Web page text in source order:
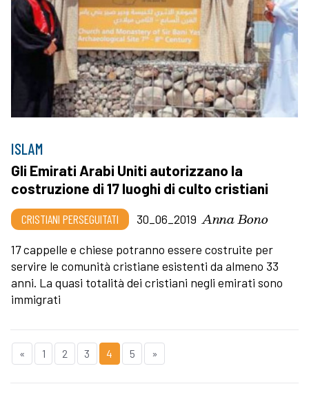
ISLAM
Gli Emirati Arabi Uniti autorizzano la
costruzione di 17 luoghi di culto cristiani
CRISTIANI PERSEGUITATI 30_06_2019 Anna Bono
17 cappelle e chiese potranno essere costruite per
servire le comunità cristiane esistenti da almeno 33
anni. La quasi totalità dei cristiani negli emirati sono
immigrati
« 1 2 3 4 5 »